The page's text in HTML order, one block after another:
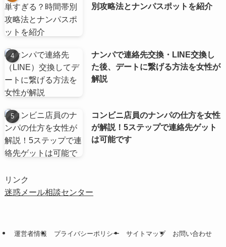
別攻略法とナンパスポットを紹介
ナンパで連絡先交換・LINE交換し
た後、デートに繋げる方法を女性が
解説
コンビニ店員のナンパの仕方を女性
が解説！5ステップで連絡先ゲット
は可能です
リンク
迷惑メール相談センター
運営者情報 プライバシーポリシー サイトマップ お問い合わせ